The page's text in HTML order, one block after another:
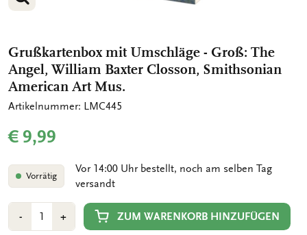
BILD VERGRÖSSERN
BILD VERGRÖSSERN
Grußkartenbox mit Umschläge - Groß: The
Angel, William Baxter Closson, Smithsonian
American Art Mus.
Artikelnummer: LMC445
€ 9,99
Vorrätig
Vor 14:00 Uhr bestellt, noch am selben Tag
versandt
-Min
1
Anzahl
+Plus
1
ZUM WARENKORB HINZUFÜGEN